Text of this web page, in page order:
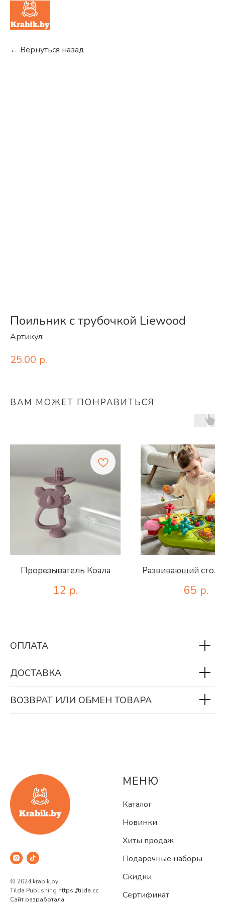
← Вернуться назад
Поильник с трубочкой Liewood
Артикул:
25.00 р.
ВАМ МОЖЕТ ПОНРАВИТЬСЯ
Прорезыватель Коала
12 р.
Развивающий
65 р.
ОПЛАТА
ДОСТАВКА
ВОЗВРАТ ИЛИ ОБМЕН ТОВАРА
© 2024 krabik.by
Tilda Publishing https://tilda.cc
Сайт разработала
МЕНЮ
Каталог
Новинки
Хиты продаж
Подарочные наборы
Скидки
Сертификат